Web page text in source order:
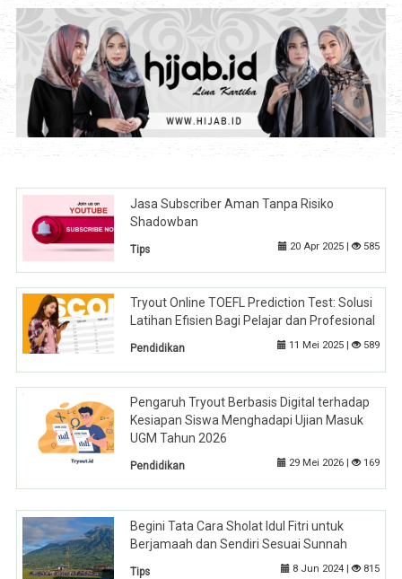
Jasa Subscriber Aman Tanpa Risiko
Shadowban
Tips 20 Apr 2025 | 585
Tryout Online TOEFL Prediction Test: Solusi
Latihan Efisien Bagi Pelajar dan Profesional
Pendidikan 11 Mei 2025 | 589
Pengaruh Tryout Berbasis Digital terhadap
Kesiapan Siswa Menghadapi Ujian Masuk
UGM Tahun 2026
Pendidikan 29 Mei 2026 | 169
Begini Tata Cara Sholat Idul Fitri untuk
Berjamaah dan Sendiri Sesuai Sunnah
Tips 8 Jun 2024 | 815